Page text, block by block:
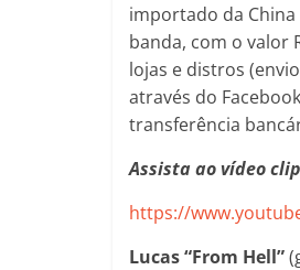
importado da
banda, com o valor
lojas e distros
através do
transferência
Assista ao vídeo
https://
Lucas “From Hell”